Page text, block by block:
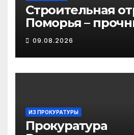
Строительная
Поморья –
фундамент
региона
09.08.2026
ИЗ ПРОКУРАТУРЫ
Прокуратура